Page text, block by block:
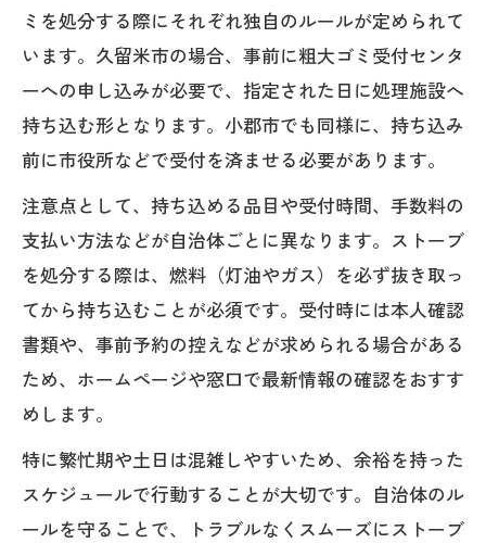
ミを処分する際にそれぞれ独自のルールが定められて
います。久留米市の場合、事前に粗大ゴミ受付センタ
ーへの申し込みが必要で、指定された日に処理施設へ
持ち込む形となります。小郡市でも同様に、持ち込み
前に市役所などで受付を済ませる必要があります。
注意点として、持ち込める品目や受付時間、手数料の
支払い方法などが自治体ごとに異なります。ストーブ
を処分する際は、燃料（灯油やガス）を必ず抜き取っ
てから持ち込むことが必須です。受付時には本人確認
書類や、事前予約の控えなどが求められる場合がある
ため、ホームページや窓口で最新情報の確認をおすす
めします。
特に繁忙期や土日は混雑しやすいため、余裕を持った
スケジュールで行動することが大切です。自治体のル
ールを守ることで、トラブルなくスムーズにストーブ